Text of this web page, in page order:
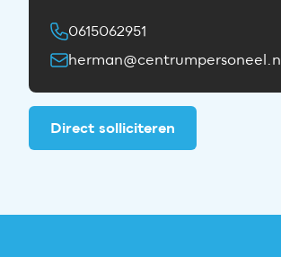
0615062951
herman@centrumpersoneel.nl
Direct solliciteren